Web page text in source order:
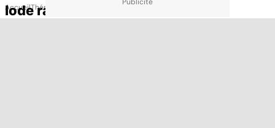
AccueilThématiques
Iode radioactif